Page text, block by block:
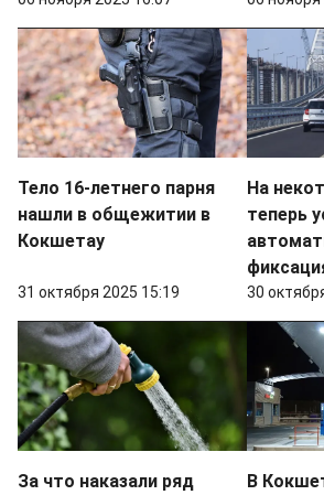
Тело 16-летнего парня
нашли в общежитии в
Кокшетау
31 октября 2025 15:19
На
теперь
30
За что наказали ряд
В